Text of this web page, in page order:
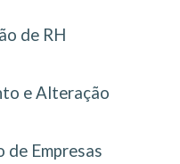
de RH
e Alteração
de Empresas